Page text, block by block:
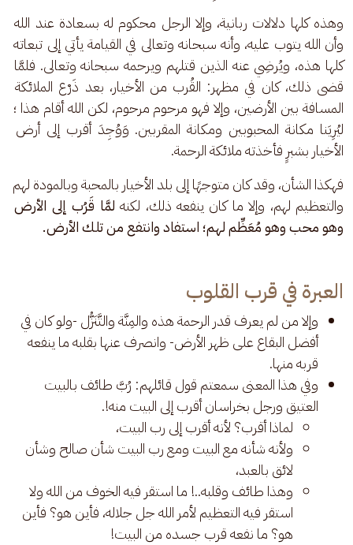
وهذه كلها دلالات ربانية، وإلا الرجل محكوم له بسعادة عند الله
وأن الله يتوب عليه، وأنه سبحانه وتعالى في القيامة يأتي إلى تبعاته
كلها هذه، ويُرضِي عنه الذين قتلهم ويرحمه سبحانه وتعالى. فلمَّا
قضى ذلك، كان في مظهر: القُرب من الأخيار، بعد ذَرْع الملائكة
المسافة بين الأرضين، وإلا فهو مرحوم مرحوم، لكن الله أقام هذا ؛
ليُرِيَنا مكانة المحبوبين ومكانة المقربين. وَوُجِدَ أقرب إلى أرض
الأخيار بشبرٍ فأخذته ملائكة الرحمة.
فهكذا الشأن، وقد كان متوجهًا إلى بلد الأخيار بالمحبة وبالمودة لهم
والتعظيم لهم، وإلا ما كان ينفعه ذلك، لكنه لمَّا قَرُب إلى الأرض
وهو محب وهو مُعَظِّم لهم؛ استفاد وانتفع من تلك الأرض.
العبرة في قرب القلوب
وإلا من لم يعرف قدر الرحمة هذه والمِنَّة والتَّنَزُّل -ولو كان في
أفضل البقاع على ظهر الأرض- وانصرف عنها بقلبه ما ينفعه
قربه منها.
وفي هذا المعنى سمعتم قول قائلهم: رُبَّ طائف بالبيت
العتيق ورجل بخراسان أقرب إلى البيت منه!.
لماذا أقرب؟ لأنه أقرب إلى رب البيت،
ولأنه شأنه مع البيت ومع رب البيت شأن صالح وشأن
لائق بالعبد،
وهذا طائف وقلبه..! ما استقر فيه الخوف من الله ولا
استقر فيه التعظيم لأمر الله جل جلاله، فأين هو؟ فأين
هو؟ ما نفعه قرب جسده من البيت!